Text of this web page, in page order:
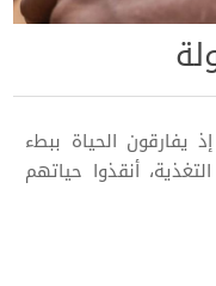
يفارقون الحياة ببطء
أنقذوا حياتهم